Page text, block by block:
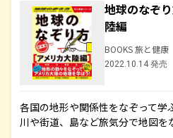
地球のなぞ
陸編
BOOKS 旅と健康
2022.10.14 発売
各国の地形や関係性をなぞって学
川や街道、島など旅気分で地図を